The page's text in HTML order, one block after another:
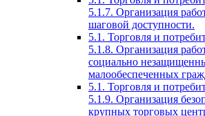
5.1.7. Организация
шаговой доступности.
5.1. Торговля и
5.1.8. Организация
социально
малообеспеченных
5.1. Торговля и
5.1.9. Организация
крупных торговых